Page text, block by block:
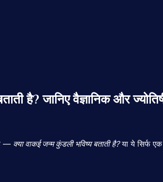
है? जानिए वैज्ञानिक और
— क्यावाकईजन्मकुंडलीभविष्यबतातीहै? यायेसिर्फ